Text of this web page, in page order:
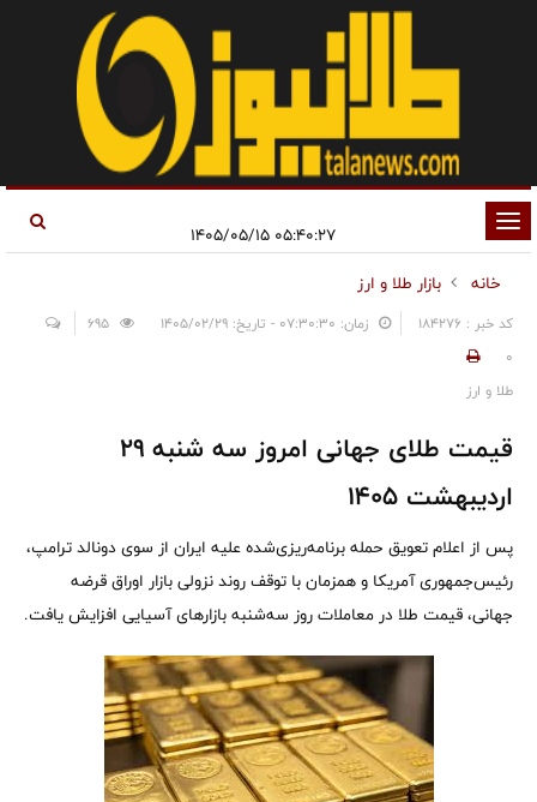
تغییر
وضعیت
ناوبری
خانه
بازار طلا و ارز
کد خبر : 184276 زمان: ۰۷:۳۰:۳۰ - تاریخ: ۱۴۰۵/۰۲/۲۹
0
طلا و ارز
قیمت طلای جهانی امروز سه شنبه ۲۹
اردیبهشت ۱۴۰۵
پس از اعلام تعویق حمله برنامه‌ریزی‌شده علیه ایران از سوی دونالد ترامپ،
رئیس‌جمهوری آمریکا و همزمان با توقف روند نزولی بازار اوراق قرضه
جهانی، قیمت طلا در معاملات روز سه‌شنبه بازارهای آسیایی افزایش یافت.